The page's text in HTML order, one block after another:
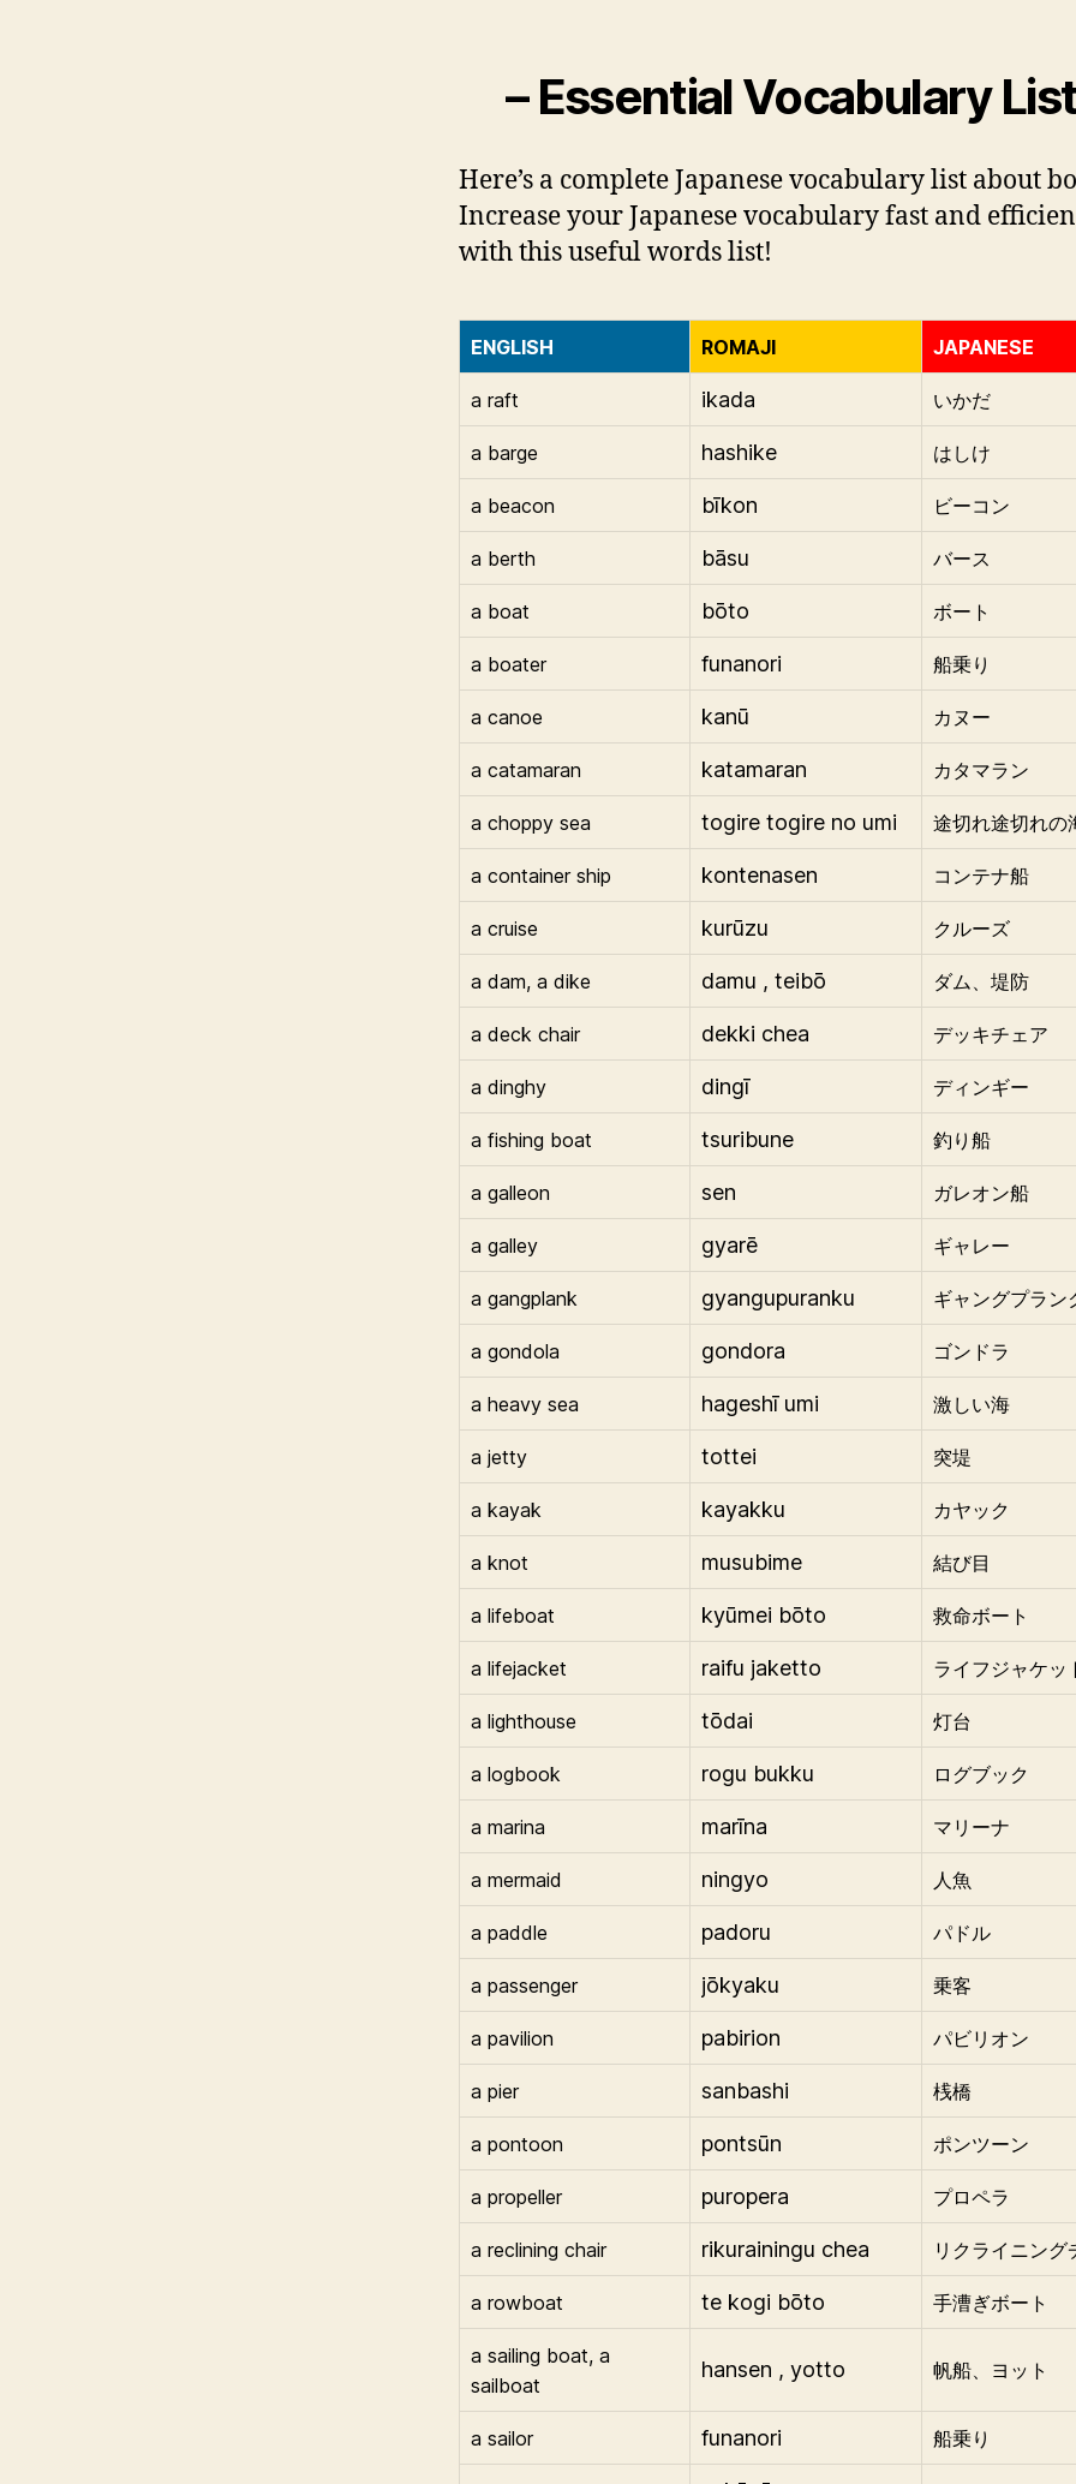
– Essential Vocabulary
Here’s a complete Japanese vocabulary list about
Increase your Japanese vocabulary fast and
with this useful words list!
ENGLISH ROMAJI JAPANESE
a raft ikada いかだ
a barge hashike はしけ
a beacon bīkon ビーコン
a berth bāsu バース
a boat bōto ボート
a boater funanori 船乗り
a canoe kanū カヌー
a catamaran katamaran カタマラン
a choppy sea togire togire no umi 途切れ途切れの
a container ship kontenasen コンテナ船
a cruise kurūzu クルーズ
a dam, a dike damu , teibō ダム、堤防
a deck chair dekki chea デッキチェア
a dinghy dingī ディンギー
a fishing boat tsuribune 釣り船
a galleon sen ガレオン船
a galley gyarē ギャレー
a gangplank gyangupuranku ギャングプラン
a gondola gondora ゴンドラ
a heavy sea hageshī umi 激しい海
a jetty tottei 突堤
a kayak kayakku カヤック
a knot musubime 結び目
a lifeboat kyūmei bōto 救命ボート
a lifejacket raifu jaketto ライフジャケッ
a lighthouse tōdai 灯台
a logbook rogu bukku ログブック
a marina marīna マリーナ
a mermaid ningyo 人魚
a paddle padoru パドル
a passenger jōkyaku 乗客
a pavilion pabirion パビリオン
a pier sanbashi 桟橋
a pontoon pontsūn ポンツーン
a propeller puropera プロペラ
a reclining chair rikurainingu chea リクライニング
a rowboat te kogi bōto 手漕ぎボート
a sailing boat, a
sailboat
hansen , yotto 帆船、ヨット
a sailor funanori 船乗り